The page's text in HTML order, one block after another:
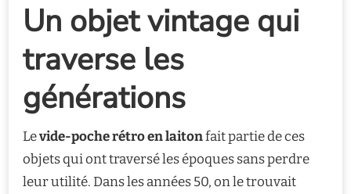
Un objet vintage qui
traverse les
générations
Levide-poche rétro en laitonfait partie de ces
objets qui ont traversé les époques sans perdre
leur utilité. Dans les années 50, on le trouvait